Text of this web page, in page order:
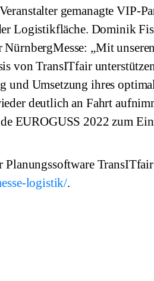
gemanagte VIP-
Logistikfläche. Dominik
„Mit
von TransITfair
und Umsetzung ihres
deutlich an Fahrt
EUROGUSS 2022 zum
Planungssoftware
logistik/.